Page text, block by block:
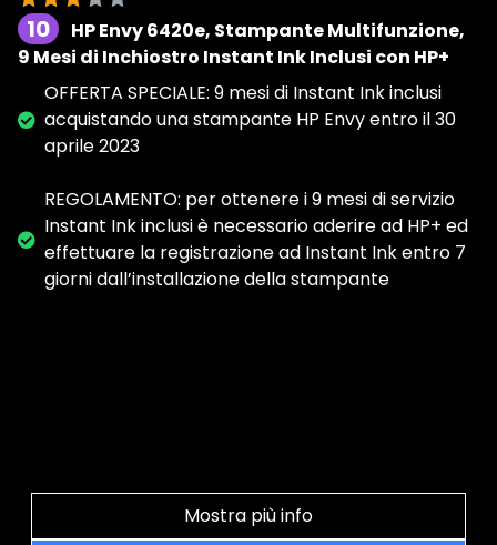
10
HP Envy 6420e, Stampante Multifunzione,
9 Mesi di Inchiostro Instant Ink Inclusi con HP+
OFFERTA SPECIALE: 9 mesi di Instant Ink inclusi
acquistando una stampante HP Envy entro il 30
aprile 2023
REGOLAMENTO: per ottenere i 9 mesi di servizio
Instant Ink inclusi è necessario aderire ad HP+ ed
effettuare la registrazione ad Instant Ink entro 7
giorni dall’installazione della stampante
Mostra più info